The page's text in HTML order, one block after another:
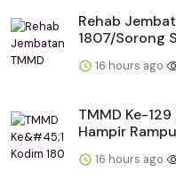
Rehab
1807/Sorong
16 hours ago
TMMD Ke-
Hampir
16 hours ago